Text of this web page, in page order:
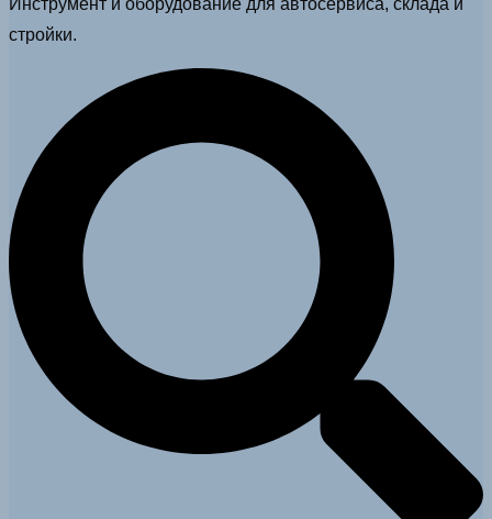
Инструмент и оборудование для автосервиса, склада и
стройки.